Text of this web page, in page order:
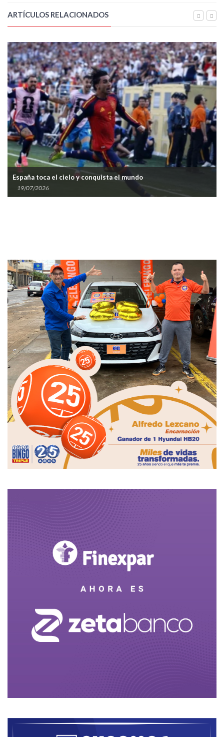
ARTÍCULOS RELACIONADOS
España toca el cielo y conquista el mundo
19/07/2026